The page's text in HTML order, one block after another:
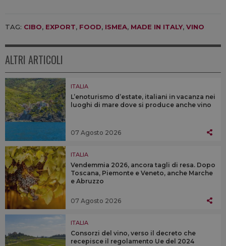
TAG: CIBO, EXPORT, FOOD, ISMEA, MADE IN ITALY, VINO
ALTRI ARTICOLI
ITALIA
L’enoturismo d’estate, italiani in vacanza nei
luoghi di mare dove si produce anche vino
07 Agosto 2026
ITALIA
Vendemmia 2026, ancora tagli di resa. Dopo
Toscana, Piemonte e Veneto, anche Marche
e Abruzzo
07 Agosto 2026
ITALIA
Consorzi del vino, verso il decreto che
recepisce il regolamento Ue del 2024